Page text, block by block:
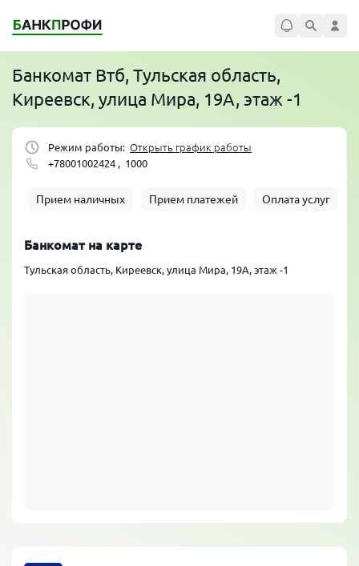
Банкомат Втб, Тульская область,
Киреевск, улица Мира, 19А, этаж -1
Режим работы: Открыть график работы
+78001002424 , 1000
Прием наличных Прием платежей Оплата услуг
Банкомат на карте
Тульская область, Киреевск, улица Мира, 19А, этаж -1